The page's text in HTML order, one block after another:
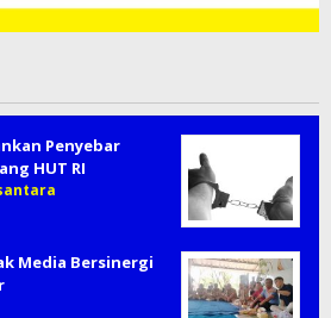
Penyebar
HUT RI
Media Bersinergi